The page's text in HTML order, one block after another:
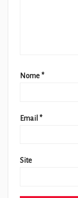
Nome *
Email *
Site